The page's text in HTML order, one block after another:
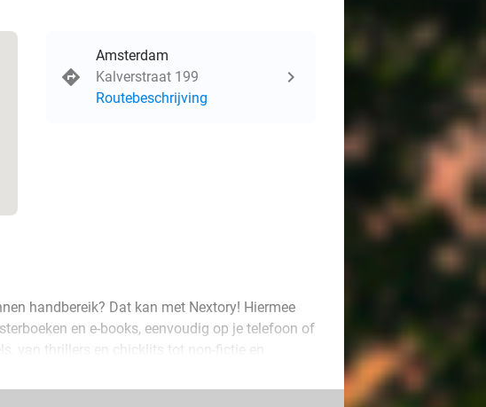
Amsterdam
Kalverstraat 199
Routebeschrijving
handbereik? Dat kan met Nextory! Hiermee
en e-books, eenvoudig op je telefoon of
van thrillers en chicklits tot non-fictie en